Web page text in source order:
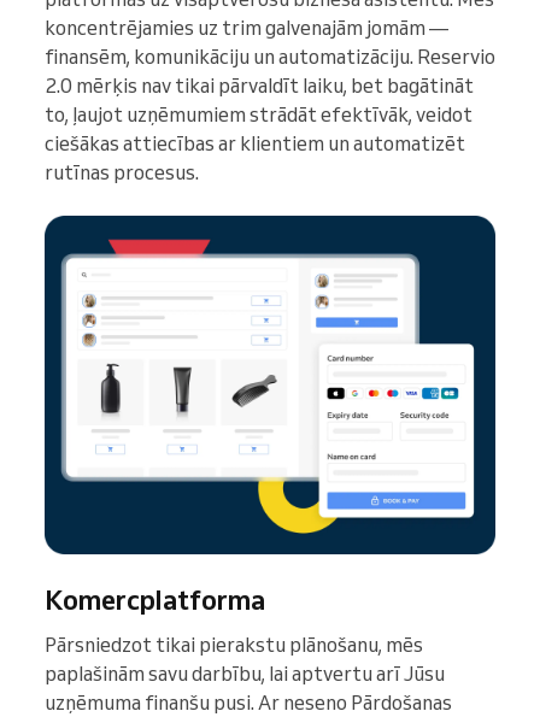
koncentrējamies uz trim galvenajām jomām —
finansēm, komunikāciju un automatizāciju. Reservio
2.0 mērķis nav tikai pārvaldīt laiku, bet bagātināt
to, ļaujot uzņēmumiem strādāt efektīvāk, veidot
ciešākas attiecības ar klientiem un automatizēt
rutīnas procesus.
Komercplatforma
Pārsniedzot tikai pierakstu plānošanu, mēs
paplašinām savu darbību, lai aptvertu arī Jūsu
uzņēmuma finanšu pusi. Ar neseno Pārdošanas